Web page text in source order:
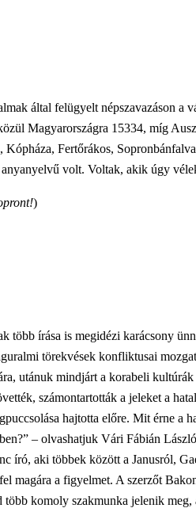
által felügyelt népszavazáson a
Magyarországra 15334, míg
Fertőrákos,
anyanyelvű volt. Voltak, akik úgy
)
több írása is megidézi karácsony
törekvések konfliktusai
utánuk mindjárt a korabeli
számontartották a jeleket a
hajtotta előre. Mit érne a
– olvashatjuk Vári Fábián
író, aki többek között a Janusról,
magára a figyelmet. A szerzőt
komoly szakmunka jelenik